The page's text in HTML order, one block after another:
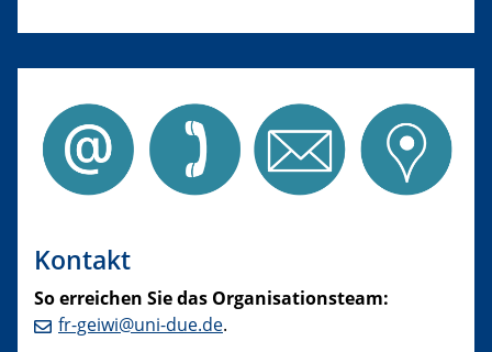
Kontakt
So erreichen Sie das Organisationsteam:
fr-geiwi@uni-due.de.